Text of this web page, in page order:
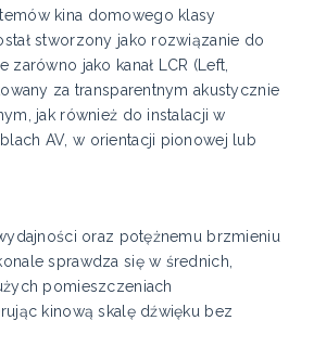
kina domowego klasy
stworzony jako rozwiązanie do
zarówno jako kanał LCR (Left,
za transparentnym akustycznie
jak również do instalacji w
AV, w orientacji pionowej lub
oraz potężnemu brzmieniu
sprawdza się w średnich,
pomieszczeniach
kinową skalę dźwięku bez